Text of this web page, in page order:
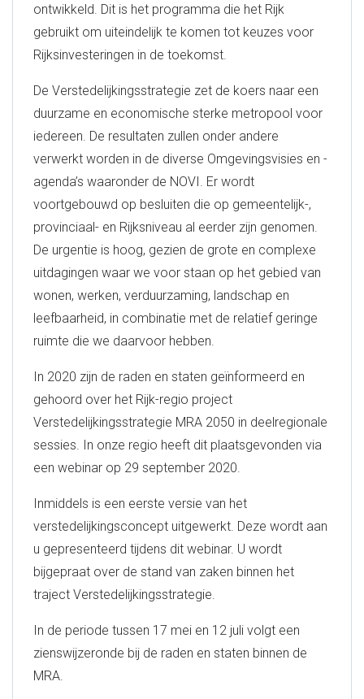
ontwikkeld. Dit is het programma die het Rijk
gebruikt om uiteindelijk te komen tot keuzes voor
Rijksinvesteringen in de toekomst.
De Verstedelijkingsstrategie zet de koers naar een
duurzame en economische sterke metropool voor
iedereen. De resultaten zullen onder andere
verwerkt worden in de diverse Omgevingsvisies en -
agenda’s waaronder de NOVI. Er wordt
voortgebouwd op besluiten die op gemeentelijk-,
provinciaal- en Rijksniveau al eerder zijn genomen.
De urgentie is hoog, gezien de grote en complexe
uitdagingen waar we voor staan op het gebied van
wonen, werken, verduurzaming, landschap en
leefbaarheid, in combinatie met de relatief geringe
ruimte die we daarvoor hebben.
In 2020 zijn de raden en staten geïnformeerd en
gehoord over het Rijk-regio project
Verstedelijkingsstrategie MRA 2050 in deelregionale
sessies. In onze regio heeft dit plaatsgevonden via
een webinar op 29 september 2020.
Inmiddels is een eerste versie van het
verstedelijkingsconcept uitgewerkt. Deze wordt aan
u gepresenteerd tijdens dit webinar. U wordt
bijgepraat over de stand van zaken binnen het
traject Verstedelijkingsstrategie.
In de periode tussen 17 mei en 12 juli volgt een
zienswijzeronde bij de raden en staten binnen de
MRA.